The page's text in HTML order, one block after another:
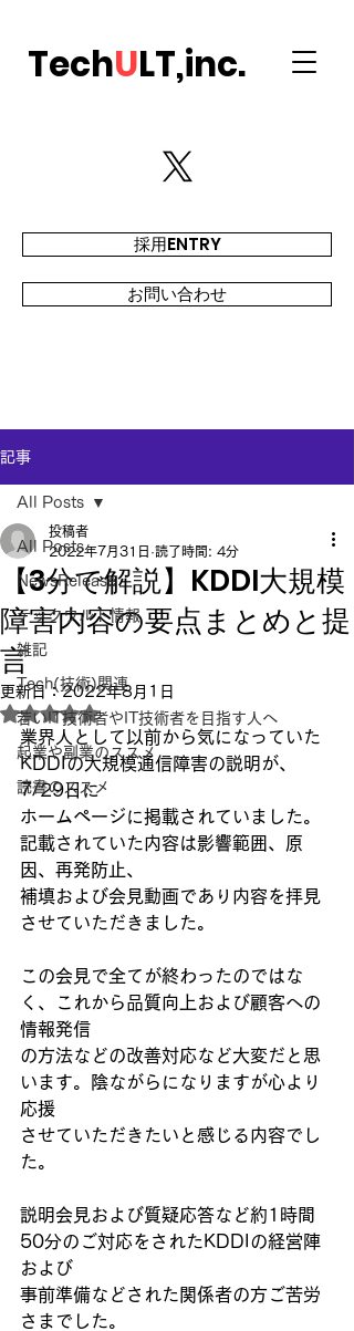
TechULT,inc.
採用ENTRY
お問い合わせ
記事
All Posts
NewsRelease
テックウルト情報
雑記
Tech(技術)関連
若いIT技術者やIT技術者を目指す人へ
起業や副業のススメ
読書のススメ
All Posts
【3分で解説】KDDI大規模
障害内容の要点まとめと提
言
投稿者
2022年7月31日 読了時間: 4分
更新日：2022年8月1日
5つ星のうちNaNと評価されています。
業界人として以前から気になっていた
KDDIの大規模通信障害の説明が、
7/29日に
ホームページに掲載されていました。
記載されていた内容は影響範囲、原
因、再発防止、
補填および会見動画であり内容を拝見
させていただきました。
この会見で全てが終わったのではな
く、これから品質向上および顧客への
情報発信
の方法などの改善対応など大変だと思
います。陰ながらになりますが心より
応援
させていただきたいと感じる内容でし
た。
説明会見および質疑応答など約1時間
50分のご対応をされたKDDIの経営陣
および
事前準備などされた関係者の方ご苦労
さまでした。